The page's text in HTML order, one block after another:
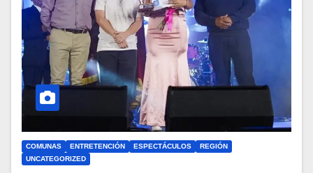
COMUNAS ENTRETENCIÓN ESPECTÁCULOS
REGIÓN
UNCATEGORIZED